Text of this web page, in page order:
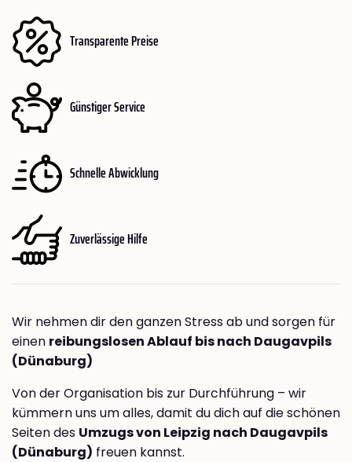
Transparente Preise
Günstiger Service
Schnelle Abwicklung
Zuverlässige Hilfe
Wir nehmen dir den ganzen Stress ab und sorgen für
einen reibungslosen Ablauf bis nach Daugavpils
(Dünaburg)
Von der Organisation bis zur Durchführung – wir
kümmern uns um alles, damit du dich auf die schönen
Seiten des Umzugs von Leipzig nach Daugavpils
(Dünaburg) freuen kannst.